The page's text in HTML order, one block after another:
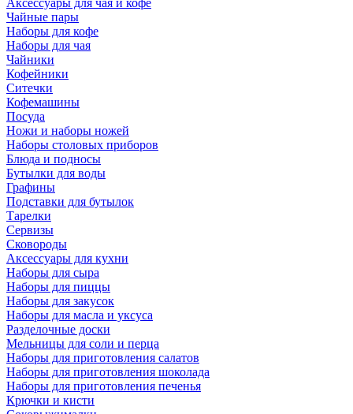
Аксессуары для чая и кофе
Чайные пары
Наборы для кофе
Наборы для чая
Чайники
Кофейники
Ситечки
Кофемашины
Посуда
Ножи и наборы ножей
Наборы столовых приборов
Блюда и подносы
Бутылки для воды
Графины
Подставки для бутылок
Тарелки
Сервизы
Сковороды
Аксессуары для кухни
Наборы для сыра
Наборы для пиццы
Наборы для закусок
Наборы для масла и уксуса
Разделочные доски
Мельницы для соли и перца
Наборы для приготовления салатов
Наборы для приготовления шоколада
Наборы для приготовления печенья
Крючки и кисти